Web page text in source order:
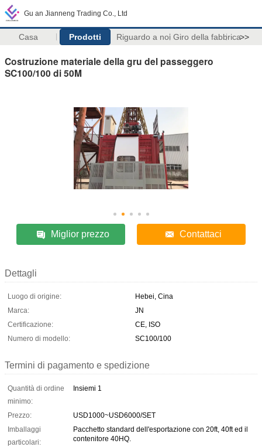
Gu an Jianneng Trading Co., Ltd
Casa Prodotti Riguardo a noi Giro della fabbrica>>
Costruzione materiale della gru del passeggero
SC100/100 di 50M
Miglior prezzo Contattaci
Dettagli
Luogo di origine:
Hebei, Cina
Marca:
JN
Certificazione:
CE, ISO
Numero di modello:
SC100/100
Termini di pagamento e spedizione
Quantità di ordine
minimo:
Insiemi 1
Prezzo:
USD1000~USD6000/SET
Imballaggi
particolari:
Pacchetto standard dell'esportazione con 20ft, 40ft ed il
contenitore 40HQ.